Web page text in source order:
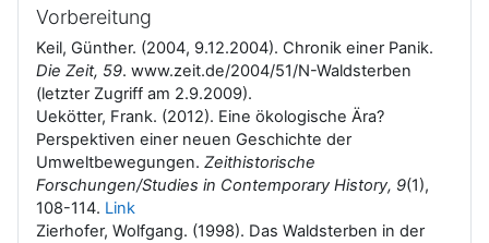
l
e
n
Vorbereitung
Keil, Günther. (2004, 9.12.2004). Chronik einer Panik.
Die Zeit, 59. www.zeit.de/2004/51/N-Waldsterben
(letzter Zugriff am 2.9.2009).
Uekötter, Frank. (2012). Eine ökologische Ära?
Perspektiven einer neuen Geschichte der
Umweltbewegungen. Zeithistorische
Forschungen/Studies in Contemporary History, 9(1),
108-114. Link
Zierhofer, Wolfgang. (1998). Das Waldsterben in der